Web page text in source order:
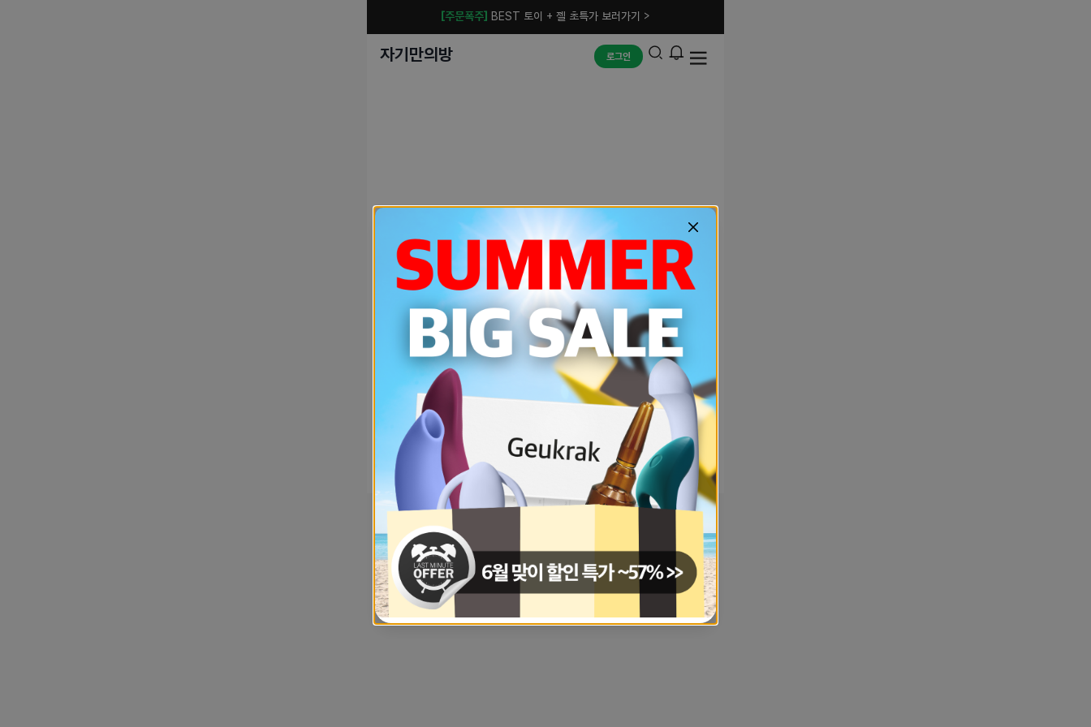
[주문폭주] BEST 토이 + 젤 초특가 보러가기 >
자기만의방 로그인
예상치 못한 에러입니다.